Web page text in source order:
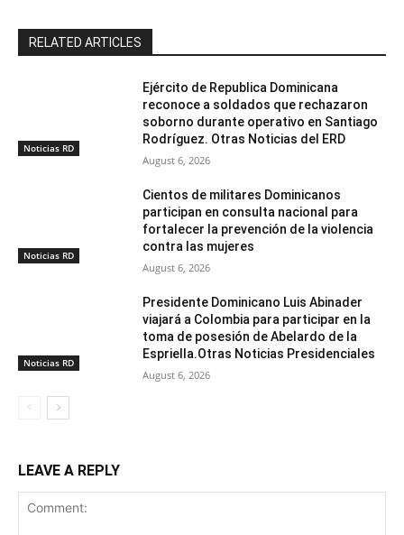
RELATED ARTICLES
Noticias RD
Ejército de Republica Dominicana
reconoce a soldados que rechazaron
soborno durante operativo en Santiago
Rodríguez. Otras Noticias del ERD
August 6, 2026
Noticias RD
Cientos de militares Dominicanos
participan en consulta nacional para
fortalecer la prevención de la violencia
contra las mujeres
August 6, 2026
Noticias RD
Presidente Dominicano Luis Abinader
viajará a Colombia para participar en la
toma de posesión de Abelardo de la
Espriella.Otras Noticias Presidenciales
August 6, 2026
LEAVE A REPLY